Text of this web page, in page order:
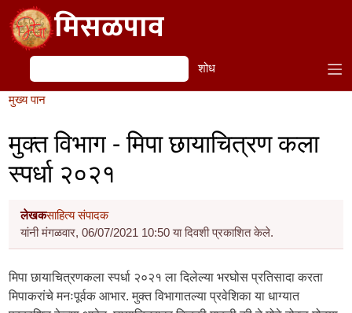
Skip to main contentमिसळपाव
शोध शोध
मुख्य पान
मुक्त विभाग - मिपा छायाचित्रण कला
स्पर्धा २०२१
लेखकसाहित्य संपादक
यांनी मंगळवार, 06/07/2021 10:50 या दिवशी प्रकाशित केले.
मिपा छायाचित्रणकला स्पर्धा २०२१ ला दिलेल्या भरघोस प्रतिसादा करता
मिपाकरांचे मनःपूर्वक आभार. मुक्त विभागातल्या प्रवेशिका या धाग्यात